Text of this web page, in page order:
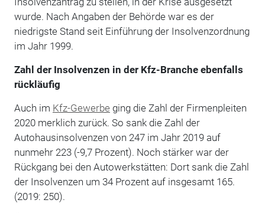
wurde. Nach Angaben der Behörde war es der
niedrigste Stand seit Einführung der Insolvenzordnung
im Jahr 1999.
Zahl der Insolvenzen in der Kfz-Branche ebenfalls
rückläufig
Auch im Kfz-Gewerbe ging die Zahl der Firmenpleiten
2020 merklich zurück. So sank die Zahl der
Autohausinsolvenzen von 247 im Jahr 2019 auf
nunmehr 223 (-9,7 Prozent). Noch stärker war der
Rückgang bei den Autowerkstätten: Dort sank die Zahl
der Insolvenzen um 34 Prozent auf insgesamt 165.
(2019: 250).